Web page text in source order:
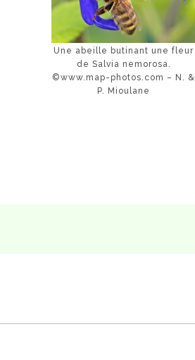
Une abeille butinant une fleur
de Salvia nemorosa.
©www.map-photos.com – N. &
P. Mioulane